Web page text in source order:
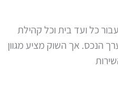
כל ועד בית וכל קהילת
הנכס. אך השוק מציע מגוון